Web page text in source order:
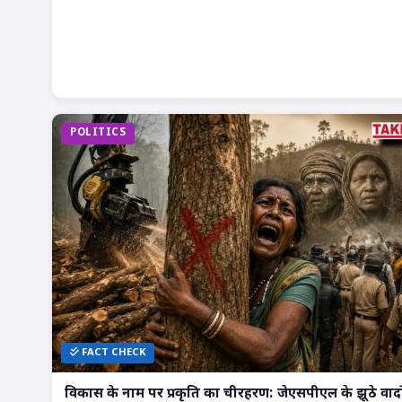
POLITICS
FACT CHECK
विकास के नाम पर प्रकृति का चीरहरण: जेएसपीएल के झूठे